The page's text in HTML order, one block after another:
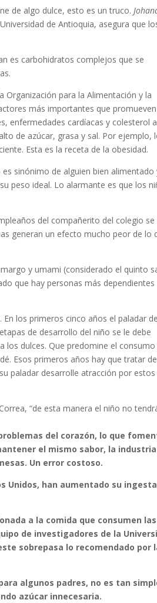
de algo dulce, esto es un truco.
de Antioquia, asegura que
es carbohidratos complejos que se
Organización para la Alimentación y la
más importantes que
enfermedades cardíacas y colesterol
de azúcar, grasa y sal. Por ejemplo,
Esta es la receta de la obesidad.
es sinónimo de alguien bien alimentado
peso ideal. Lo alarmante es que los
del compañerito del colegio se
generan un efecto mucho peor de lo
y umami (considerado el quinto
que hay personas más dependientes
los primeros cinco años el paladar
de desarrollo del niño se le debe
los dulces. Que predomine el consumo
Esos primeros años hay que tratar de
paladar desarrolle atracción por estos
“de esta manera el niño no
del corazón, lo que
el mismo sabor, la industria
Un error costoso.
Unidos, han aumentado su
a la comida que consumen las
de investigadores de la
sobrepasa lo recomendado por
algunos padres, no es tan
azúcar innecesaria.